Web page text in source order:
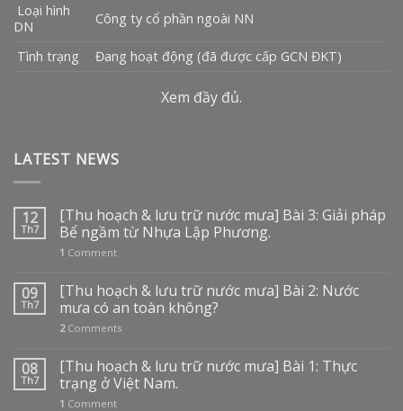
Loại hình
DN
Công ty cổ phần ngoài NN
Tình trạng Đang hoạt động (đã được cấp GCN ĐKT)
Xem đầy đủ.
LATEST NEWS
12
Th7
[Thu hoạch & lưu trữ nước mưa] Bài 3: Giải pháp
Bể ngầm từ Nhựa Lập Phương.
1 Comment
09
Th7
[Thu hoạch & lưu trữ nước mưa] Bài 2: Nước
mưa có an toàn không?
2Comments
08
Th7
[Thu hoạch & lưu trữ nước mưa] Bài 1: Thực
trạng ở Việt Nam.
1 Comment